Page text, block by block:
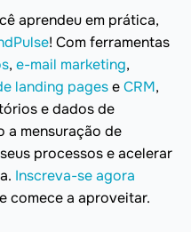
aprendeu em prática,
! Com ferramentas
, e-mail marketing,
landing pageseCRM,
e dados de
a mensuração de
processos e acelerar
Inscreva-se agora
comece a aproveitar.